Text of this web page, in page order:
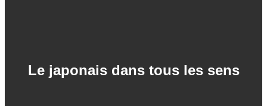
Le japonais dans tous les sens